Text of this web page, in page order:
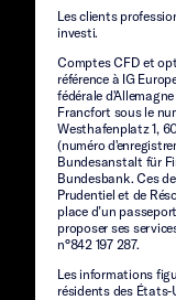
Les clients
investi.
Comptes CFD et
référence à IG
fédérale
Francfort sous le
Westhafenplatz 1,
(numéro
Bundesanstalt für
Bundesbank. Ces
Prudentiel et de
place d’un
proposer ses
n°842 197 287.
Les informations
résidents des